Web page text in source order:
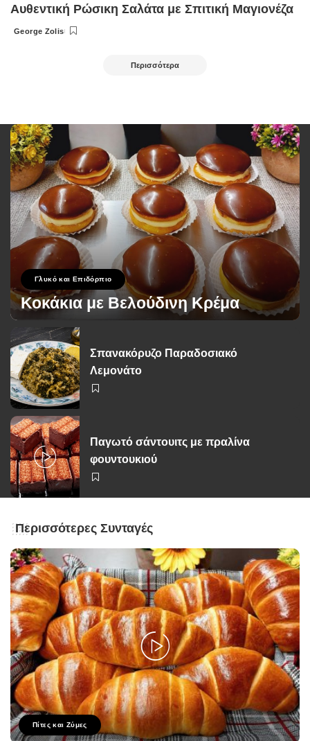
Αυθεντική Ρώσικη Σαλάτα με Σπιτική Μαγιονέζα
Posted
George Zolis
Περισσότερα
Γλυκό και Επιδόρπιο
Κοκάκια με Βελούδινη Κρέμα
Posted
by
George Zolis 19 Σεπτεμβρίου 2024
Σπανακόρυζο Παραδοσιακό
Λεμονάτο
Παγωτό σάντουιτς με πραλίνα
φουντουκιού
Περισσότερες Συνταγές
Πίτες και Ζύμες